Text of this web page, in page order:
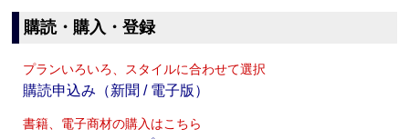
購読・購入・登録
プランいろいろ、スタイルに合わせて選択
購読申込み（新聞 / 電子版）
書籍、電子商材の購入はこちら